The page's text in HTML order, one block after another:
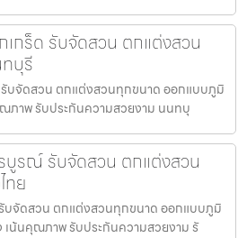
เกร็ด รับจัดสวน ตกแต่งสวน
บุรี
รับจัดสวน ตกแต่งสวนทุกขนาด ออกแบบภูมิ
ภาพ รับประกันความสวยงาม นนทบุ
บูรณ์ รับจัดสวน ตกแต่งสวน
ทย
บจัดสวน ตกแต่งสวนทุกขนาด ออกแบบภูมิ
เน้นคุณภาพ รับประกันความสวยงาม รั